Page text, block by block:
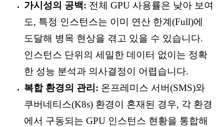
가시성의 공백: 전체 GPU 사용률은 낮아 보여
도, 특정 인스턴스는 이미 연산 한계(Full)에
도달해 병목 현상을 겪고 있을 수 있습니다.
인스턴스 단위의 세밀한 데이터 없이는 정확
한 성능 분석과 의사결정이 어렵습니다.
복합 환경의 관리: 온프레미스 서버(SMS)와
쿠버네티스(K8s) 환경이 혼재된 경우, 각 환경
에서 구동되는 GPU 인스턴스 현황을 통합해